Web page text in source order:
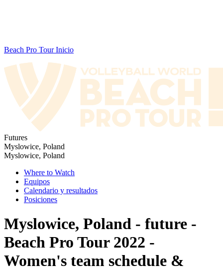
Beach Pro Tour Inicio
Futures
Myslowice, Poland
Myslowice, Poland
Where to Watch
Equipos
Calendario y resultados
Posiciones
Myslowice, Poland - future -
Beach Pro Tour 2022 -
Women's team schedule &